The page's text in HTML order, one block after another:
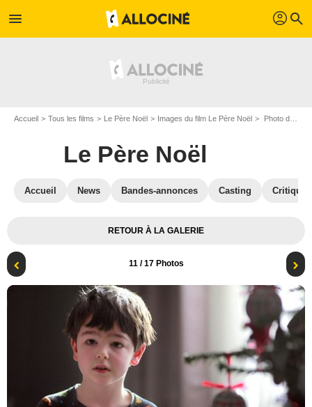
menu profil search
Accueil Tous les films Le Père Noël Images du film Le Père Noël Photo du film Le Père Noël - Photo 11
Le Père Noël
Accueil News Bandes-annonces Casting
RETOUR À LA GALERIE
11/ 17 Photos